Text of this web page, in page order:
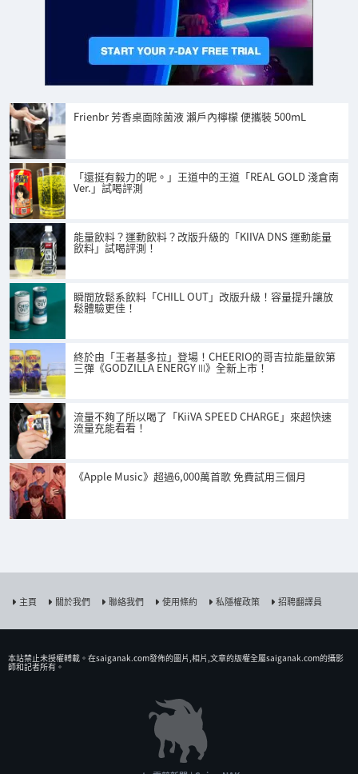
Frienbr 芳香桌面除菌液 瀨戶內檸檬 便攜裝 500mL
「還挺有毅力的呢。」王道中的王道「REAL GOLD 淺倉南
Ver.」試喝評測
能量飲料？運動飲料？改版升級的「KIIVA DNS 運動能量
飲料」試喝評測！
瞬間放鬆系飲料「CHILL OUT」改版升級！容量提升讓放
鬆體驗更佳！
終於由「王者基多拉」登場！CHEERIO的哥吉拉能量飲第
三彈《GODZILLA ENERGY Ⅲ》全新上市！
流量不夠了所以喝了「KiiVA SPEED CHARGE」來超快速
流量充能看看！
《Apple Music》超過6,000萬首歌 免費試用三個月
主頁 關於我們 聯絡我們 使用條約 私隱權政策 招聘翻譯員
本站禁止未授權𨍭載。在saiganak.com發佈的圖片,相片,文章的版權全屬saiganak.com的攝影
師和記者所有。